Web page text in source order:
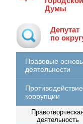
Думы
Депутат
по
Правовые
деятельности
Противодействие
коррупции
деятельность